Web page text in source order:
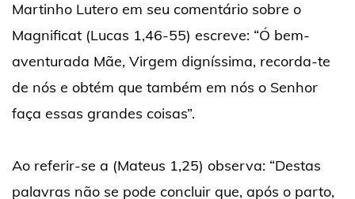
Martinho Lutero em seu comentário sobre o
Magnificat (Lucas 1,46-55) escreve: “Ó bem-
aventurada Mãe, Virgem digníssima, recorda-te
de nós e obtém que também em nós o Senhor
faça essas grandes coisas”.
Ao referir-se a (Mateus 1,25) observa: “Destas
palavras não se pode concluir que, após o parto,